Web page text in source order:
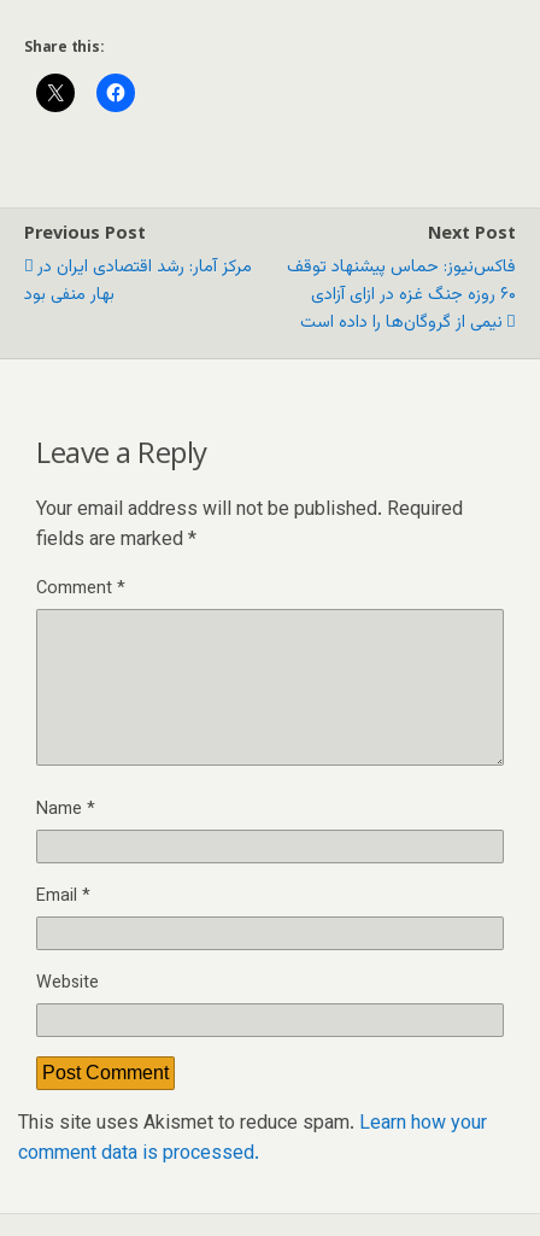
Share this:
Previous Post
مرکز آمار: رشد اقتصادی ایران در
بهار منفی بود
Next Post
فاکس‌نیوز: حماس پیشنهاد توقف
۶۰ روزه جنگ غزه در ازای آزادی
نیمی از گروگان‌ها را داده است
Leave a Reply
Your email address will not be published. Required
fields are marked *
Comment*
Name *
Email *
Website
This site uses Akismet to reduce spam. Learn how your
comment data is processed.